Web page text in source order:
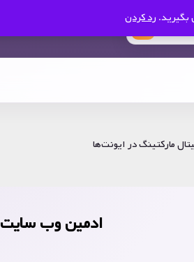
بگیرید. رد کردن
مارکتینگ در ایونت‌ها
ادمین وب سایت